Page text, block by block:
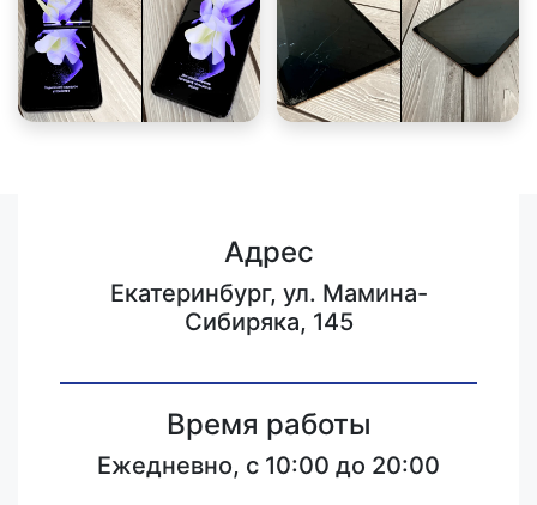
Адрес
Екатеринбург, ул. Мамина-
Сибиряка, 145
Время работы
Ежедневно, с 10:00 до 20:00